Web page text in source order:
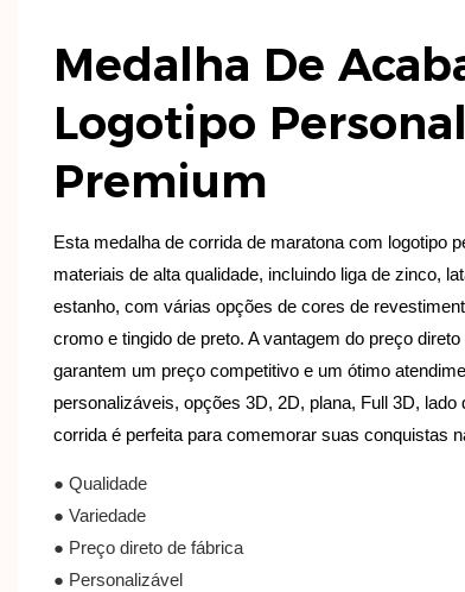
Medalha De
Logotipo
Premium
Esta medalha de corrida de maratona com logotipo
materiais de alta qualidade, incluindo liga de zinco,
estanho, com várias opções de cores de
cromo e tingido de preto. A vantagem do preço
garantem um preço competitivo e um ótimo
personalizáveis, opções 3D, 2D, plana, Full 3D,
corrida é perfeita para comemorar suas conquistas
● Qualidade
● Variedade
● Preço direto de fábrica
● Personalizável